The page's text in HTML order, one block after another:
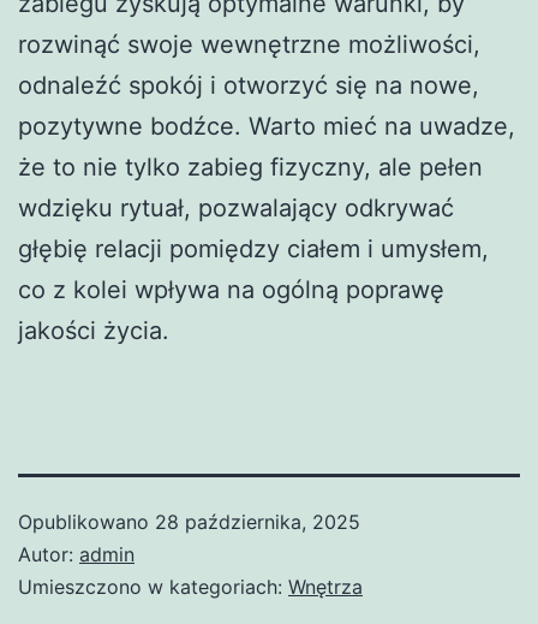
rozwinąć swoje wewnętrzne możliwości,
odnaleźć spokój i otworzyć się na nowe,
pozytywne bodźce. Warto mieć na uwadze,
że to nie tylko zabieg fizyczny, ale pełen
wdzięku rytuał, pozwalający odkrywać
głębię relacji pomiędzy ciałem i umysłem,
co z kolei wpływa na ogólną poprawę
jakości życia.
Opublikowano 28 października, 2025
Autor: admin
Umieszczono w kategoriach: Wnętrza